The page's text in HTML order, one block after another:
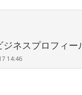
ネスプロフィー
14:46